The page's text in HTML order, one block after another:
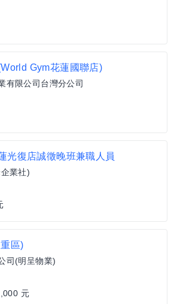
Gym花蓮國聯店)
有限公司台灣分公司
光復店誠徵晚班兼職人員
業社)
區)
司(明呈物業)
元